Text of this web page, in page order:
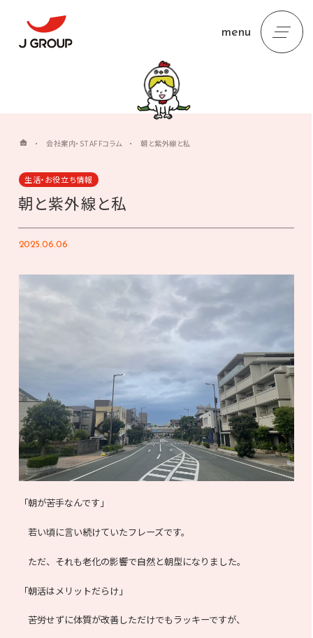
menu
・会社案内・STAFFコラム ・朝と紫外線と私
生活・お役立ち情報
朝と紫外線と私
2025.06.06
「朝が苦手なんです」
若い頃に言い続けていたフレーズです。
ただ、それも老化の影響で自然と朝型になりました。
「朝活はメリットだらけ」
苦労せずに体質が改善しただけでもラッキーですが、